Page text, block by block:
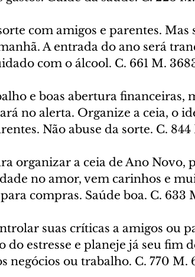
com amigos e parentes. Mas
A entrada do ano será
com o álcool. C. 661 M.
e boas abertura financeiras,
no alerta. Organize a ceia, o
Não abuse da sorte. C. 844
organizar a ceia de Ano Novo,
no amor, vem carinhos e
compras. Saúde boa. C. 633
suas críticas a amigos ou
do estresse e planeje já seu fim
negócios ou trabalho. C. 770 M.